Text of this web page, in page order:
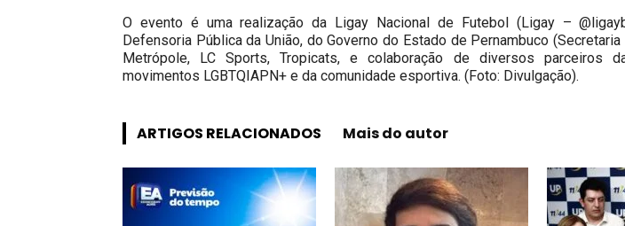
O evento é uma realização da Ligay Nacional de Futebol (Ligay –
Defensoria Pública da União, do Governo do Estado de Pernambuco
Metrópole, LC Sports, Tropicats, e colaboração de diversos parceiros
movimentos LGBTQIAPN+ e da comunidade esportiva. (Foto: Divulgação).
ARTIGOS RELACIONADOS Mais do autor